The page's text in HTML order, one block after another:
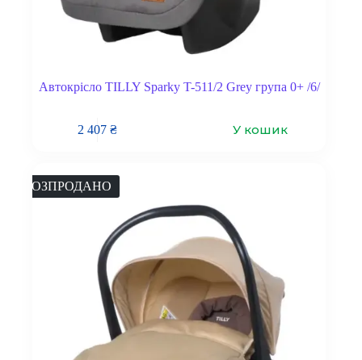
Автокрісло TILLY Sparky T-511/2 Grey група 0+ /6/
2 407₴ У кошик
РОЗПРОДАНО